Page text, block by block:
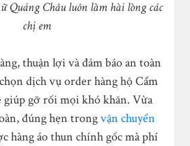
Quảng Châu luôn làm hài lòng các
chị em
thuận lợi và đảm bảo an toàn
dịch vụ order hàng hộ Cẩm
giúp gỡ rối mọi khó khăn. Vừa
đúng hẹn trongvận chuyển
hàng áo thun chính gốc mà phí